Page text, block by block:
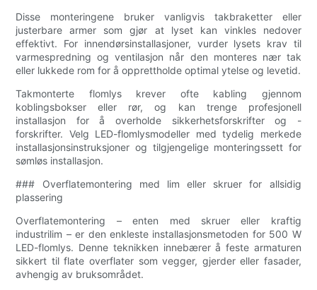
Disse monteringene bruker vanligvis takbraketter eller
justerbare armer som gjør at lyset kan vinkles nedover
effektivt. For innendørsinstallasjoner, vurder lysets krav til
varmespredning og ventilasjon når den monteres nær tak
eller lukkede rom for å opprettholde optimal ytelse og levetid.
Takmonterte flomlys krever ofte kabling gjennom
koblingsbokser eller rør, og kan trenge profesjonell
installasjon for å overholde sikkerhetsforskrifter og -
forskrifter. Velg LED-flomlysmodeller med tydelig merkede
installasjonsinstruksjoner og tilgjengelige monteringssett for
sømløs installasjon.
### Overflatemontering med lim eller skruer for allsidig
plassering
Overflatemontering – enten med skruer eller kraftig
industrilim – er den enkleste installasjonsmetoden for 500 W
LED-flomlys. Denne teknikken innebærer å feste armaturen
sikkert til flate overflater som vegger, gjerder eller fasader,
avhengig av bruksområdet.